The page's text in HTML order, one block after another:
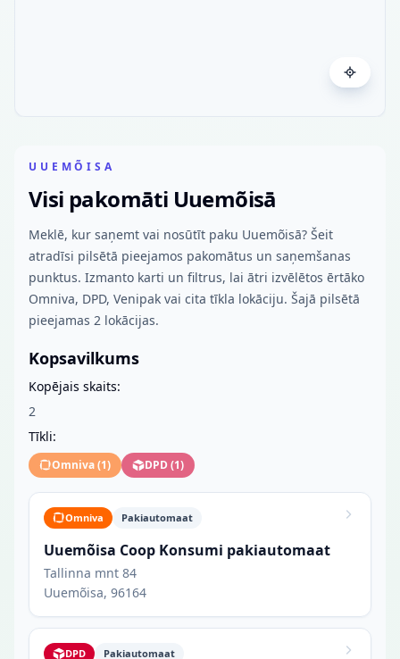
UUEMÕISA
Visi pakomāti Uuemõisā
Meklē, kur saņemt vai nosūtīt paku Uuemõisā? Šeit
atradīsi pilsētā pieejamos pakomātus un saņemšanas
punktus. Izmanto karti un filtrus, lai ātri izvēlētos ērtāko
Omniva, DPD, Venipak vai cita tīkla lokāciju. Šajā pilsētā
pieejamas 2 lokācijas.
Kopsavilkums
Kopējais skaits:
2
Tīkli:
Omniva(1) DPD(1)
Omniva Pakiautomaat
Uuemõisa Coop Konsumi pakiautomaat
Tallinna mnt 84
Uuemõisa, 96164
DPD Pakiautomaat